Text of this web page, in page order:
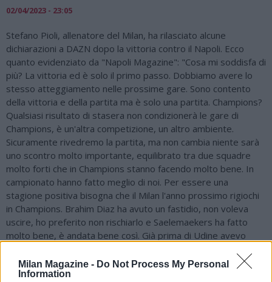
Milan Magazine - Do Not Process My Personal
Information
02/04/2023 - 23:05
Stefano Pioli, allenatore del Milan, ha rilasciato alcune
dichiarazioni a DAZN dopo la vittoria contro il Napoli. Ecco
quanto evidenziato da "Napoli Magazine": "Cosa mi soddisfa di
più? La vittoria ed è solo il primo passo. Dobbiamo avere lo
stesso atteggiamento nelle prossime gare. Sono contento
della vittoria e della partita ma è solo una partita. Champions?
Qualsiasi risultato di stasera non condizionerà le gare di
Champions, è un'altra competizione, un altro ambiente.
Sicuramente rivedremo la partita, ma non cambia niente sarà
uno scontro molto importante, equilibrato tra due squadre
molto forti che in Champions stanno facendo molto bene. In
campionato hanno fatto meglio di noi. Per essere una
stagione positiva bisogna che il Milan l'anno prossimo rigiochi
in Champions. Brahim Diaz ha avuto un fastidio, non voleva
uscire, ho preferito non rischiarlo e Saelemaekers ha fatto
molto bene, è andata bene così. Già prima di Udine avevo
che il cambio sistema ci ha fatto vincere la partita. L'allenatore
deve prendere decisioni, in un periodo difficile della squadra